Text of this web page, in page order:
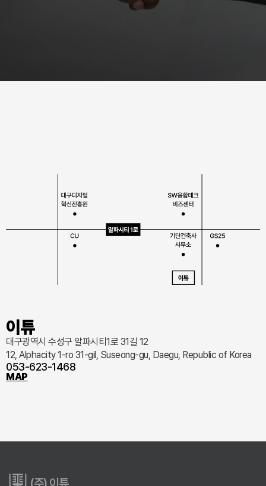
이튜
대구광역시 수성구 알파시티1로 31길 12
12, Alphacity 1-ro 31-gil, Suseong-gu, Daegu, Republic of Korea
053-623-1468
MAP
(주) 이튜